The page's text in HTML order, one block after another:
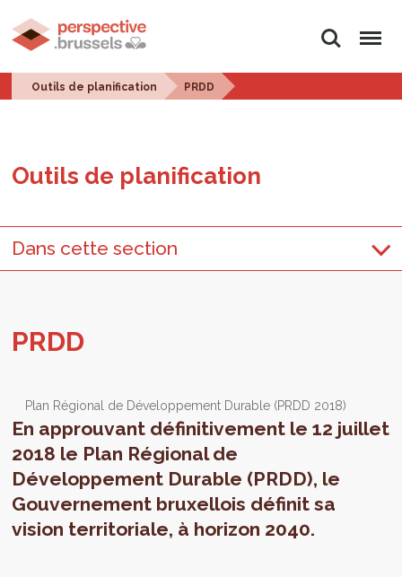
Rechercher
Menu
Outils de planification PRDD
Outils de pla­ni­fi­ca­tion
Dans cette section
PRDD
Plan Régional de Développement Durable (PRDD 2018)
En approuvant définitivement le 12 juillet
2018 le Plan Régional de
Développement Durable (PRDD), le
Gouvernement bruxellois définit sa
vision territoriale, à horizon 2040.